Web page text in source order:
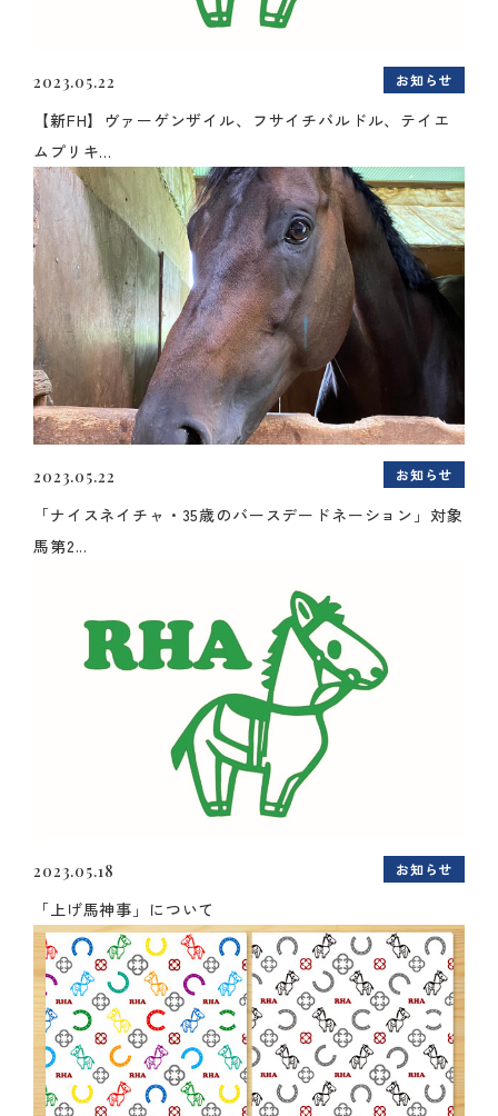
2023.05.22 お知らせ
【新FH】ヴァーゲンザイル、フサイチバルドル、テイエ
ムプリキ...
2023.05.22 お知らせ
「ナイスネイチャ・35歳のバースデードネーション」対象
馬第2...
2023.05.18 お知らせ
「上げ馬神事」について